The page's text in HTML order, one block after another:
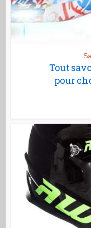
Tout
pour